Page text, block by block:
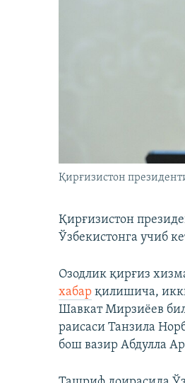
Қирғизистон
Қирғизистон
Ўзбекистонга учиб
Озодлик қирғиз
хабар қилишича,
Шавкат Мирзиёев
раисаси Танзила
бош вазир Абдулла